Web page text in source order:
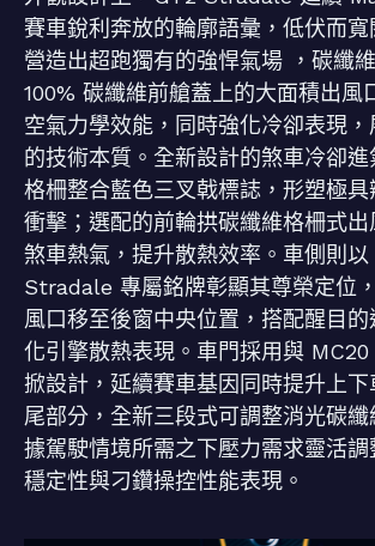
賽車銳利奔放的輪廓語彙，低伏而
營造出超跑獨有的強悍氣場 ，碳纖
100% 碳纖維前艙蓋上的大面積出風
空氣力學效能，同時強化冷卻表現
的技術本質。全新設計的煞車冷卻
格柵整合藍色三叉戟標誌，形塑極
衝擊；選配的前輪拱碳纖維格柵式出
煞車熱氣，提升散熱效率。車側則
Stradale 專屬銘牌彰顯其尊榮定位
風口移至後窗中央位置，搭配醒目
化引擎散熱表現。車門採用與 MC20
掀設計，延續賽車基因同時提升上
尾部分，全新三段式可調整消光碳
據駕駛情境所需之下壓力需求靈活
穩定性與刁鑽操控性能表現。